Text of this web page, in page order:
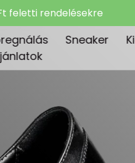
feletti rendelésekre
Sneaker